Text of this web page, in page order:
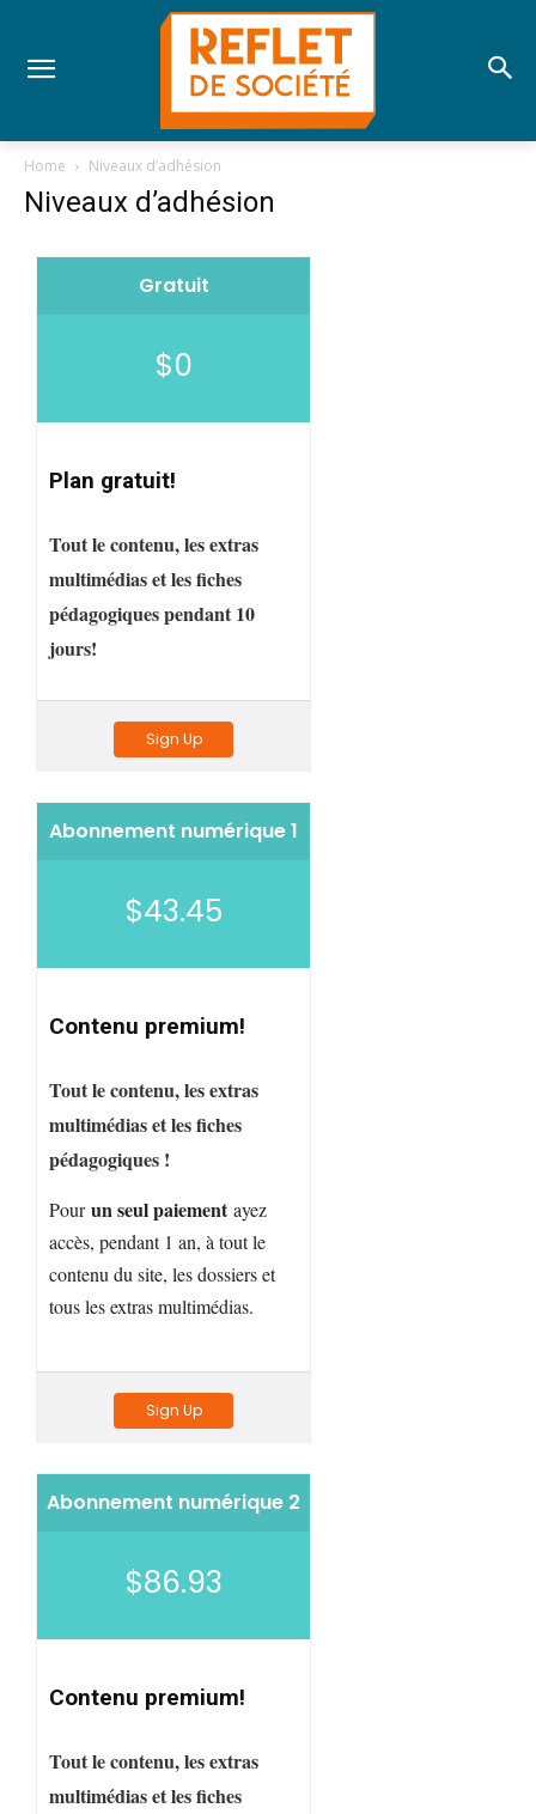
Home Niveaux d’adhésion
Niveaux d’adhésion
Gratuit
$0
Plan gratuit!
Tout le contenu, les extras
multimédias et les fiches
pédagogiques pendant 10
jours!
Sign Up
Abonnement numérique 1
$43.45
Contenu premium!
Tout le contenu, les extras
multimédias et les fiches
pédagogiques !
Pourun seul paiementayez
accès, pendant 1 an, à tout le
contenu du site, les dossiers et
tous les extras multimédias.
Sign Up
Abonnement numérique 2
$86.93
Contenu premium!
Tout le contenu, les extras
multimédias et les fiches